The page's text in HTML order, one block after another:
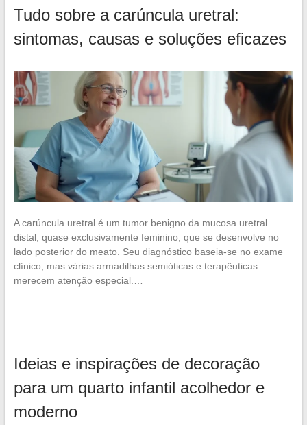
Tudo sobre a carúncula uretral:
sintomas, causas e soluções eficazes
A carúncula uretral é um tumor benigno da mucosa uretral
distal, quase exclusivamente feminino, que se desenvolve no
lado posterior do meato. Seu diagnóstico baseia-se no exame
clínico, mas várias armadilhas semióticas e terapêuticas
merecem atenção especial.…
Ideias e inspirações de decoração
para um quarto infantil acolhedor e
moderno